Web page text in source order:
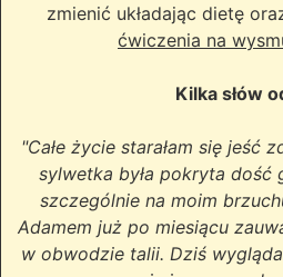
zmienić układając dietę
ćwiczenia na
Kilka słów
"Całe życie starałam się jeść
sylwetka była pokryta dość
szczególnie na moim
Adamem już po miesiącu
w obwodzie talii. Dziś